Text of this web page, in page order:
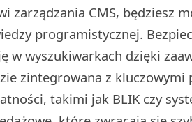
zarządzania CMS, będziesz
programistycznej.
w wyszukiwarkach dzięki
zintegrowana z
takimi jak BLIK czy